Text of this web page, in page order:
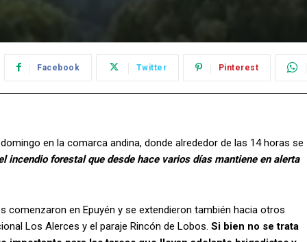
Facebook Twitter Pinterest
en la comarca andina, donde alrededor de las 14 horas se
incendio forestal que desde hace varios días mantiene en alerta
comenzaron en Epuyén y se extendieron también hacia otros
Los Alerces y el paraje Rincón de Lobos. Si bien no se trata